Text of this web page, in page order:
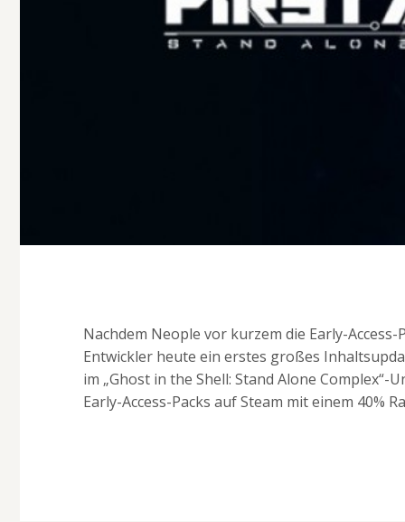
Nachdem Neople vor kurzem die Early-
Entwickler heute ein erstes großes
im „Ghost in the Shell: Stand Alone
Early-Access-Packs auf Steam mit einem 40%